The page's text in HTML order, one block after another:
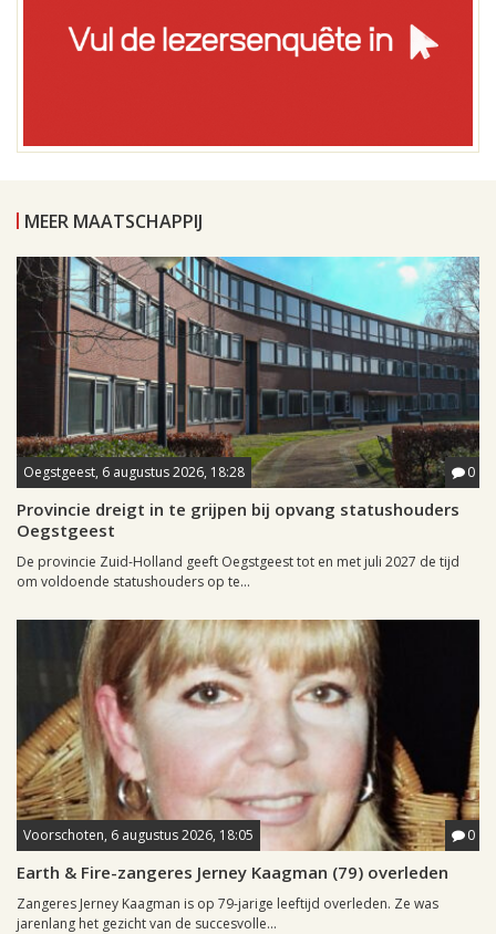
MEER MAATSCHAPPIJ
Oegstgeest, 6 augustus 2026, 18:28 0
Provincie dreigt in te grijpen bij opvang statushouders
Oegstgeest
De provincie Zuid-Holland geeft Oegstgeest tot en met juli 2027 de tijd
om voldoende statushouders op te...
Voorschoten, 6 augustus 2026, 18:05 0
Earth & Fire-zangeres Jerney Kaagman (79) overleden
Zangeres Jerney Kaagman is op 79-jarige leeftijd overleden. Ze was
jarenlang het gezicht van de succesvolle...